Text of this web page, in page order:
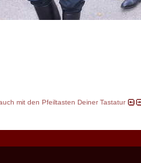
mit den Pfeiltasten Deiner Tastatur